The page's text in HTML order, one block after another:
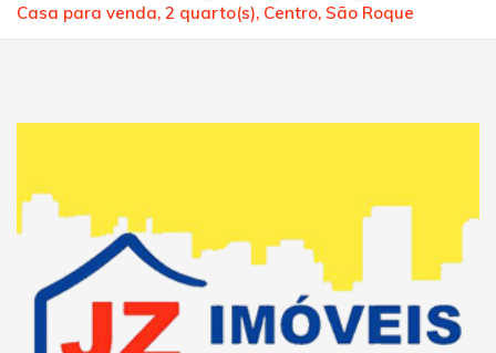
Casa para venda, 2 quarto(s), Centro, São Roque